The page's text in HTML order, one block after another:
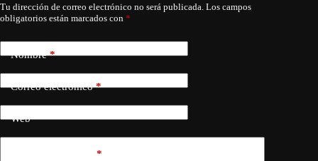
Tu dirección de correo electrónico no será publicada. Los campos
obligatorios están marcados con *
Nombre*
Correo electrónico*
Web
*